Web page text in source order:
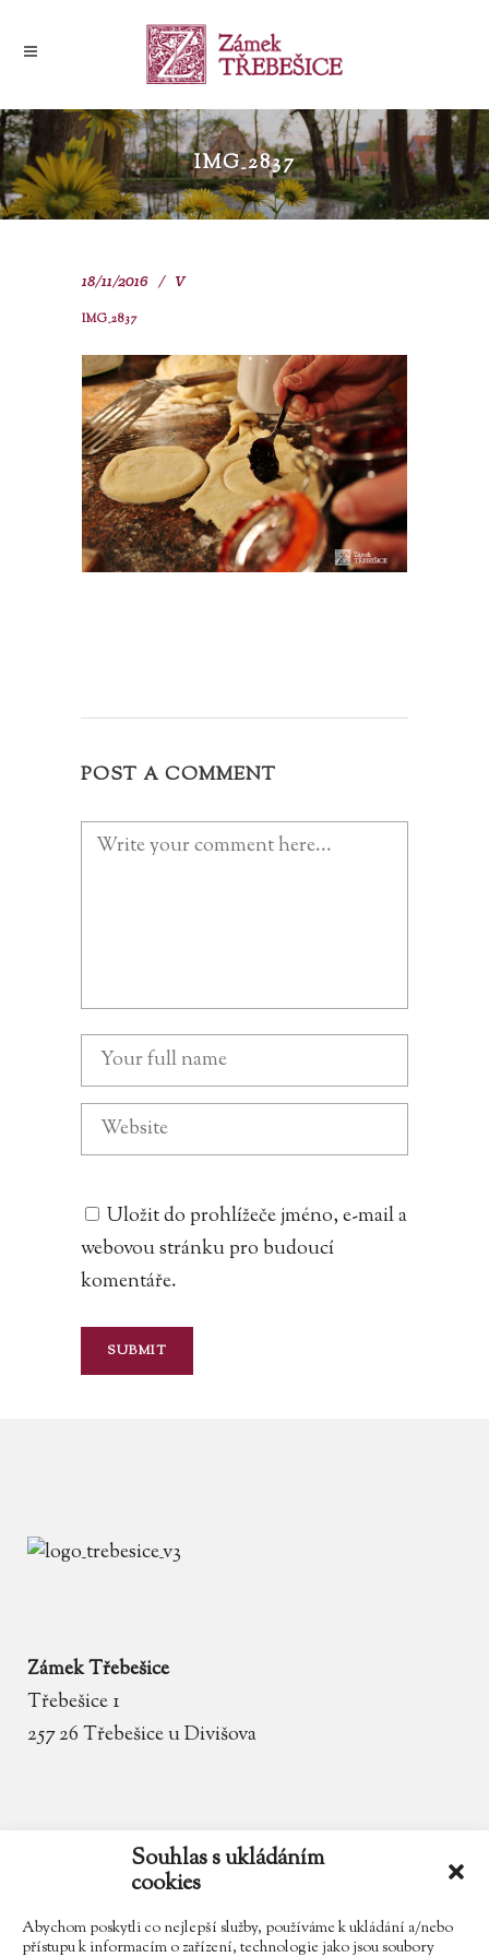
Souhlas s ukládáním
cookies
Abychom poskytli co nejlepší služby, používáme k ukládání a/nebo
přístupu k informacím o zařízení, technologie jako jsou soubory
IMG_2837
18/11/2016 V
IMG_2837
POST A COMMENT
Uložit do prohlížeče jméno, e-mail a
webovou stránku pro budoucí
komentáře.
Zámek Třebešice
Třebešice 1
257 26 Třebešice u Divišova
zamek.trebesice@volny.cz
602 354 467